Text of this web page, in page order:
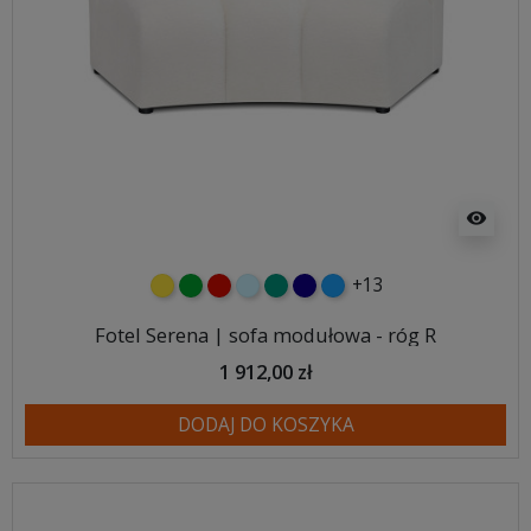
visibility
żółtyzielonyczerwony
błękitnyturkusowy
granatowy
niebieski
+13
Fotel Serena | sofa modułowa - róg R
1 912,00 zł
DODAJ DO KOSZYKA